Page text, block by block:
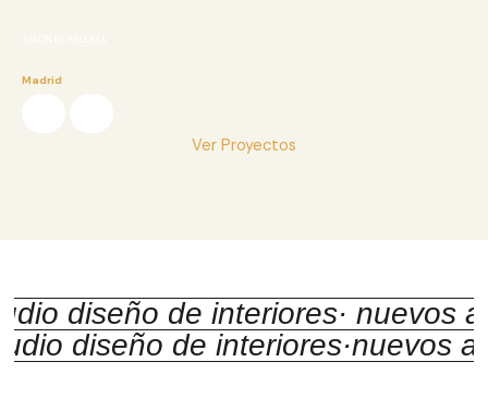
Madrid
Ver Proyectos
diseño de interiores· nuevos
diseño de interiores·nuevos